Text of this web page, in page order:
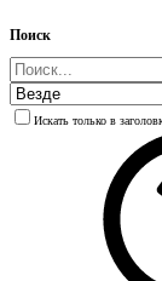
Поиск
Искать только в